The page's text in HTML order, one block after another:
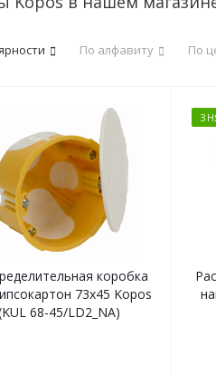
По алфавиту По
коробка
73x45 Kopos
68-45/LD2_NA)